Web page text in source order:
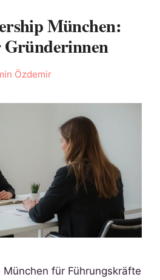
München:
Özdemir
München für Führungskräfte